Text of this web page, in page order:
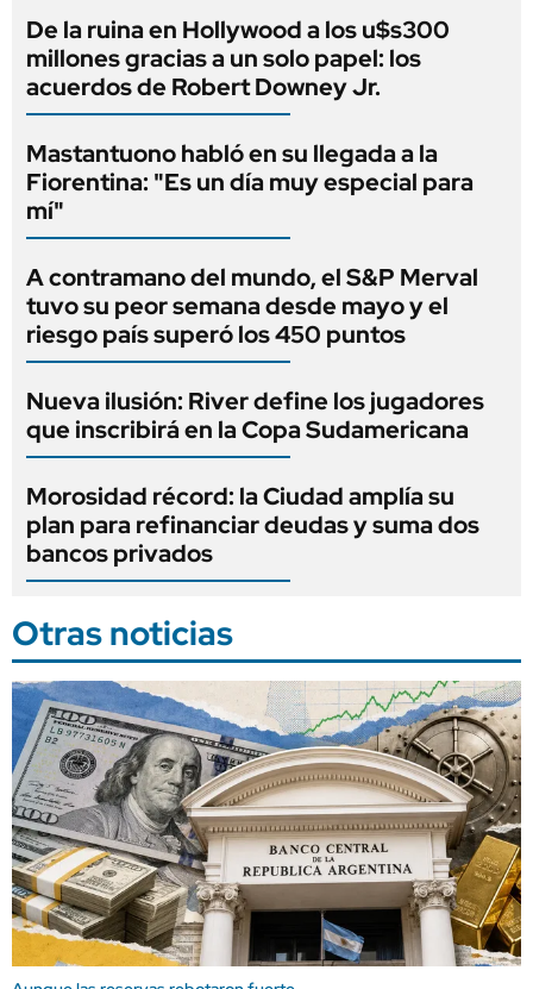
De la ruina en Hollywood a los u$s300
millones gracias a un solo papel: los
acuerdos de Robert Downey Jr.
Mastantuono habló en su llegada a la
Fiorentina: "Es un día muy especial para
mí"
A contramano del mundo, el S&P Merval
tuvo su peor semana desde mayo y el
riesgo país superó los 450 puntos
Nueva ilusión: River define los jugadores
que inscribirá en la Copa Sudamericana
Morosidad récord: la Ciudad amplía su
plan para refinanciar deudas y suma dos
bancos privados
Otras noticias